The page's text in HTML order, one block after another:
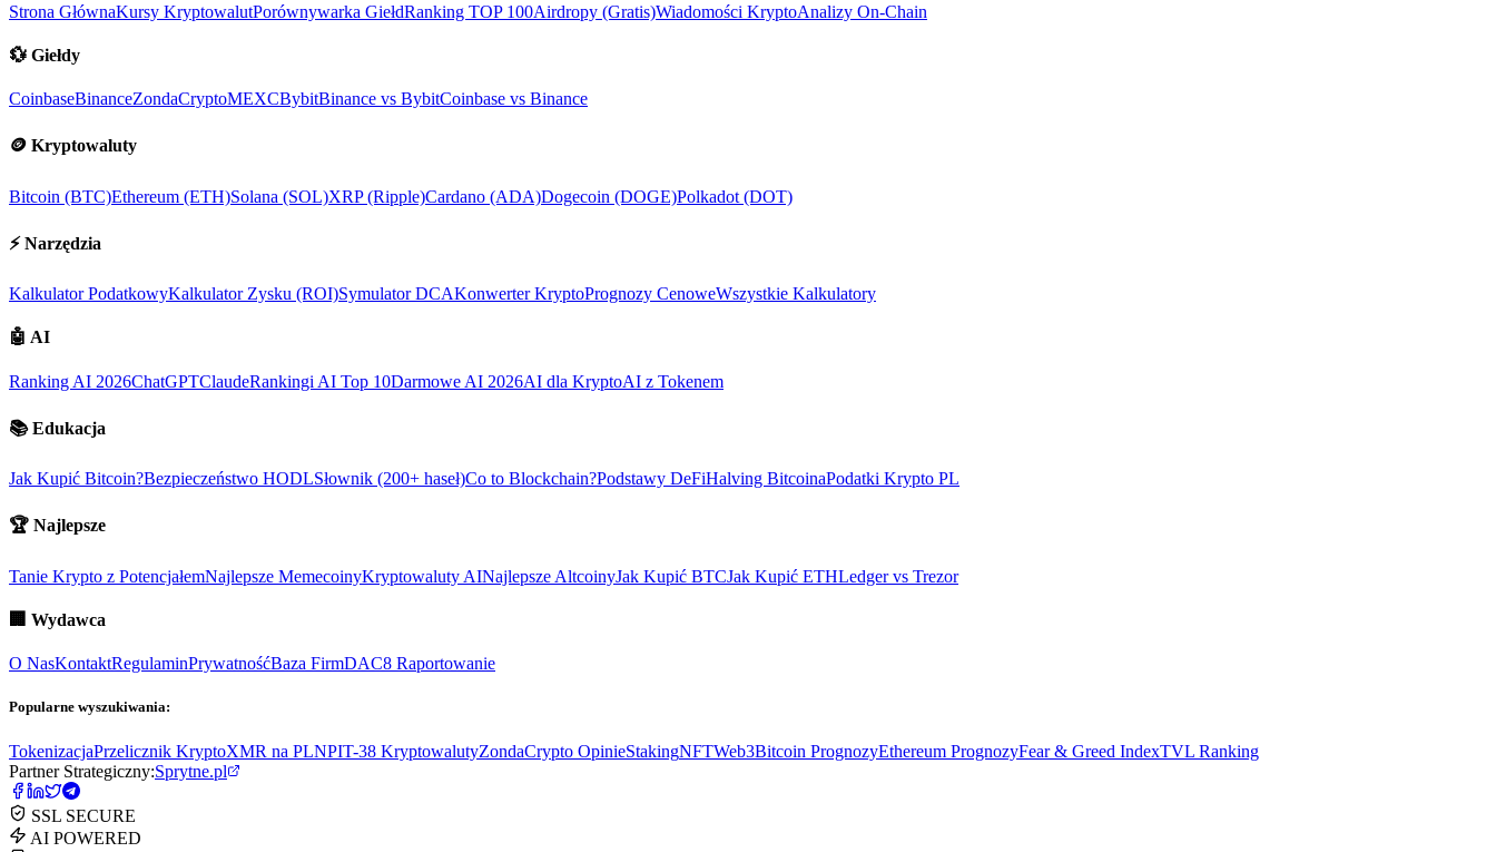
Strona GłównaKursy KryptowalutPorównywarka GiełdRanking TOP 100Airdropy (Gratis)Wiadomości KryptoAnalizy On-Chain
💱 Giełdy
CoinbaseBinanceZondaCryptoMEXCBybitBinance vs BybitCoinbase vs Binance
🪙 Kryptowaluty
Bitcoin (BTC)Ethereum (ETH)Solana (SOL)XRP (Ripple)Cardano (ADA)Dogecoin (DOGE)Polkadot (DOT)
⚡ Narzędzia
Kalkulator PodatkowyKalkulator Zysku (ROI)Symulator DCAKonwerter KryptoPrognozy CenoweWszystkie Kalkulatory
🤖 AI
Ranking AI 2026ChatGPTClaudeRankingi AI Top 10Darmowe AI 2026AI dla KryptoAI z Tokenem
📚 Edukacja
Jak Kupić Bitcoin?Bezpieczeństwo HODLSłownik (200+ haseł)Co to Blockchain?Podstawy DeFiHalving BitcoinaPodatki Krypto PL
🏆 Najlepsze
Tanie Krypto z PotencjałemNajlepsze MemecoinyKryptowaluty AINajlepsze AltcoinyJak Kupić BTCJak Kupić ETHLedger vs Trezor
🏢 Wydawca
O NasKontaktRegulaminPrywatnośćBaza FirmDAC8 Raportowanie
Popularne wyszukiwania:
TokenizacjaPrzelicznik KryptoXMR na PLNPIT-38 KryptowalutyZondaCrypto OpinieStakingNFTWeb3Bitcoin PrognozyEthereum PrognozyFear & Greed IndexTVL Ranking
Partner Strategiczny:Sprytne.pl
SSL SECURE
AI POWERED